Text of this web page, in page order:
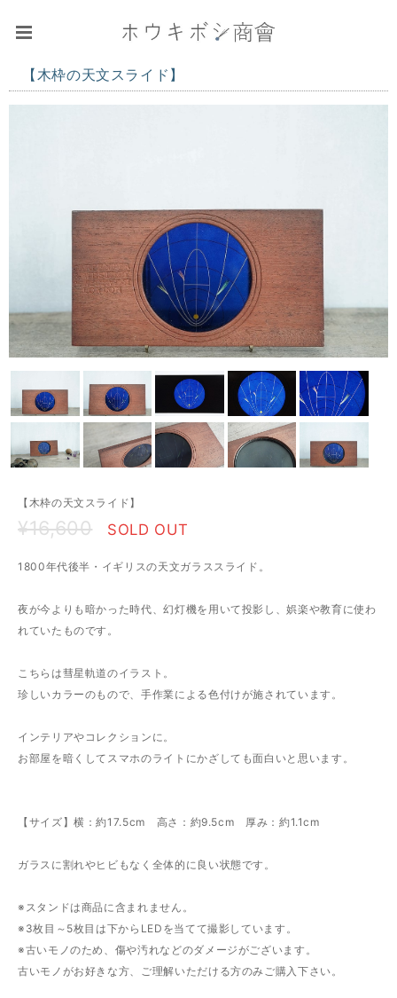
【木枠の天文スライド】
【木枠の天文スライド】
¥16,600 SOLD OUT
1800年代後半・イギリスの天文ガラススライド。
夜が今よりも暗かった時代、幻灯機を用いて投影し、娯楽や教育に使わ
れていたものです。
こちらは彗星軌道のイラスト。
珍しいカラーのもので、手作業による色付けが施されています。
インテリアやコレクションに。
お部屋を暗くしてスマホのライトにかざしても面白いと思います。
【サイズ】横：約17.5cm 高さ：約9.5cm 厚み：約1.1cm
ガラスに割れやヒビもなく全体的に良い状態です。
※スタンドは商品に含まれません。
※3枚目～5枚目は下からLEDを当てて撮影しています。
※古いモノのため、傷や汚れなどのダメージがございます。
古いモノがお好きな方、ご理解いただける方のみご購入下さい。